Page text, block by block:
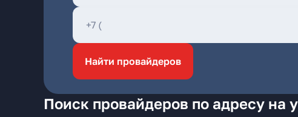
Найти провайдеров
Поиск провайдеров по адресу на